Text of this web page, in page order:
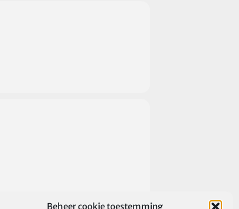
Beheer cookie toestemming